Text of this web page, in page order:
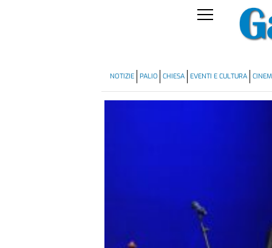
NOTIZIE PALIO CHIESA EVENTI E CULTURA